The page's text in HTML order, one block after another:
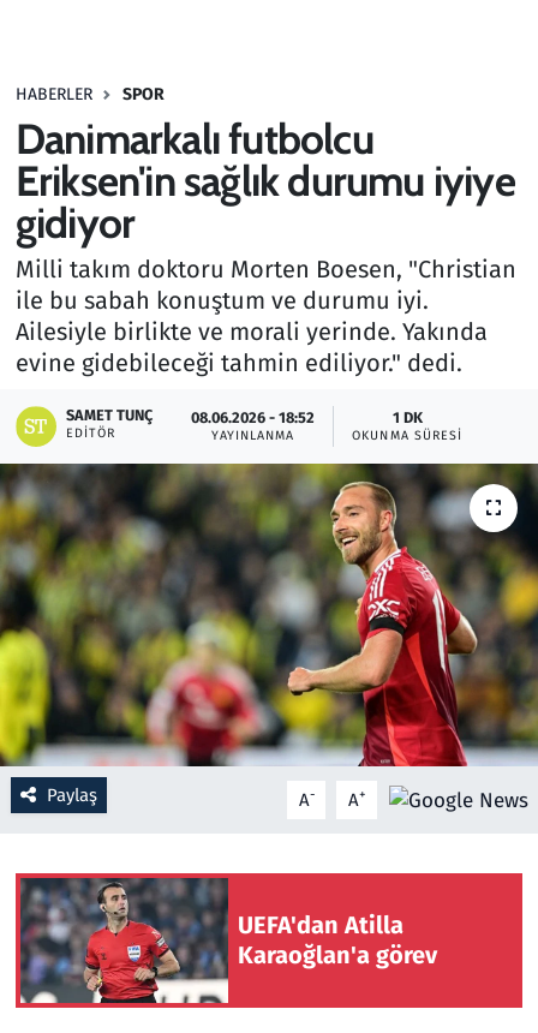
HABERLER SPOR
Danimarkalı futbolcu
Eriksen'in sağlık durumu iyiye
gidiyor
Milli takım doktoru Morten Boesen, "Christian
ile bu sabah konuştum ve durumu iyi.
Ailesiyle birlikte ve morali yerinde. Yakında
evine gidebileceği tahmin ediliyor." dedi.
SAMET TUNÇ
EDITÖR
08.06.2026 - 18:52
YAYINLANMA
1 DK
OKUNMA SÜRESI
Paylaş A- A+
UEFA'dan Atilla
Karaoğlan'a görev
Haber
Kültür Sanat
Kurumsal Haberler
Lezzet Durağı
Memur ve Kamu
Otomobil
Oyun
Ramazan
Resmi İlanlar
Rüya Tabirleri
Sağlık
Savunma Sanayi
Spor
Teknoloji ve Bilim